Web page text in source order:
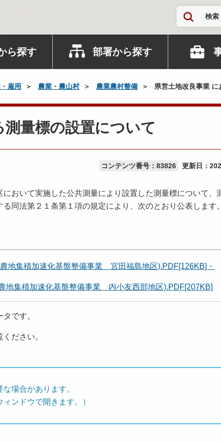
検索
ら探す 部署から探す
雇用 農業・農山村 農業農村整備 県営土地改良事業
量標の設置について
コンテンツ番号：83826 更新日：
おいて実施した公共測量により設置した測量標について、
同法第２１条第１項の規定により、次のとおり公表します
地集積加速化基盤整備事業 宮田福島地区).PDF[126KB]・
地集積加速化基盤整備事業 内小友西部地区).PDF[207KB]
です。
ださい。
場合があります。
ィンドウで開きます。）